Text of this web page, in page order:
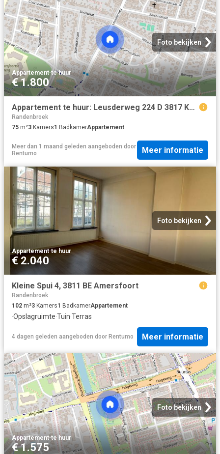
Foto bekijken
Appartement·te huur
€ 1.800
Appartement te huur: Leusderweg 224 D 3817 KG Amersfoort
Randenbroek
75 m²3 Kamers1 BadkamerAppartement
Meer dan 1 maand geleden aangeboden door
Rentumo
Meer informatie
Foto bekijken
Appartement·te huur
€ 2.040
Kleine Spui 4, 3811 BE Amersfoort
Randenbroek
102 m²3 Kamers1 BadkamerAppartement
·Opslagruimte·Tuin·Terras
4 dagen geleden aangeboden door Rentumo Meer informatie
Foto bekijken
Appartement·te huur
€ 1.575